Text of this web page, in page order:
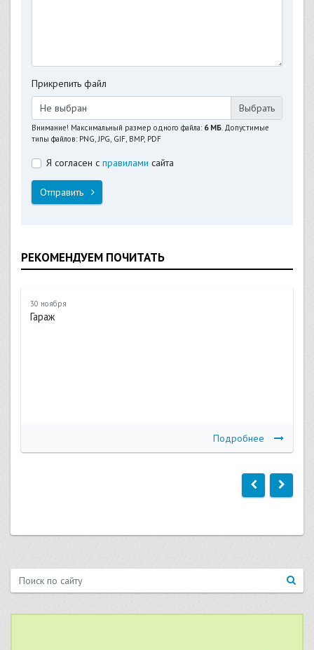
Прикрепить файл
Не выбран
Внимание! Максимальный размер одного файла: 6 МБ. Допустимые
типы файлов: PNG, JPG, GIF, BMP, PDF
Я согласен с правилами сайта
Отправить
РЕКОМЕНДУЕМ ПОЧИТАТЬ
30 ноября
Гараж
Подробнее